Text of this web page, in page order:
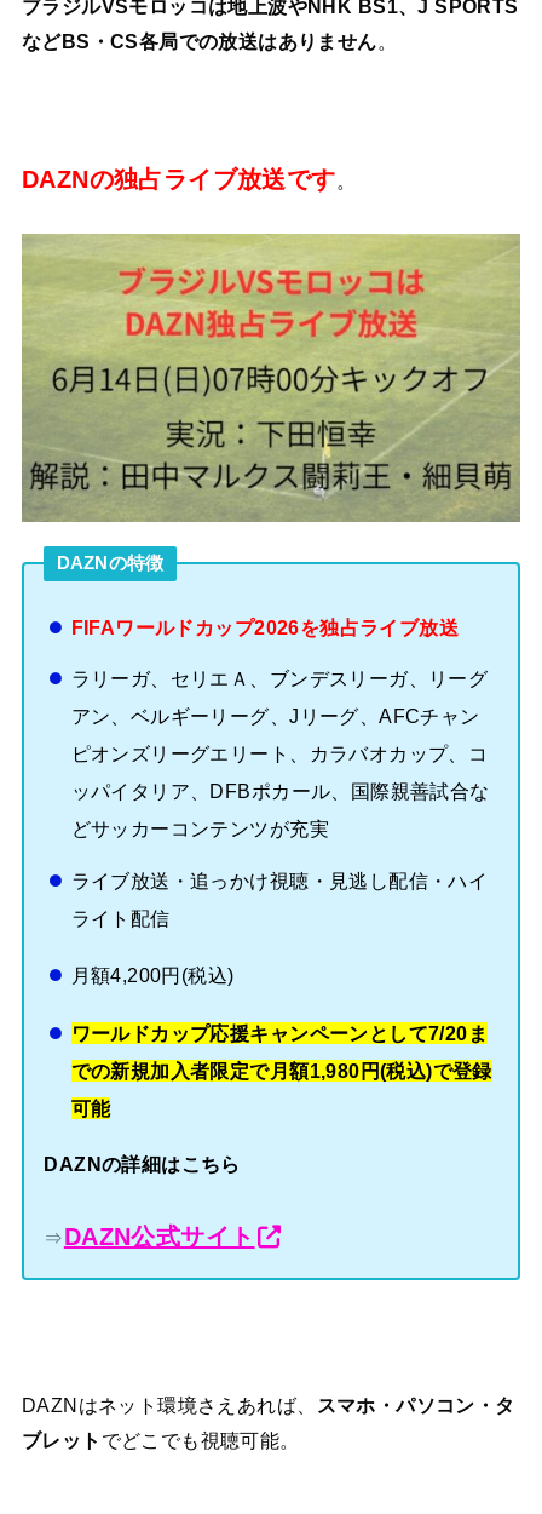
ブラジルVSモロッコは地上波やNHK BS1、J SPORTS
などBS・CS各局での放送はありません
DAZNの独占ライブ放送です。
DAZNの特徴
FIFAワールドカップ2026を独占ライブ放送
ラリーガ、セリエＡ、ブンデスリーガ、リーグ
アン、ベルギーリーグ、Jリーグ、AFCチャン
ピオンズリーグエリート、カラバオカップ、コ
ッパイタリア、DFBポカール、国際親善試合な
どサッカーコンテンツが充実
ライブ放送・追っかけ視聴・見逃し配信・ハイ
ライト配信
月額4,200円(税込)
ワールドカップ応援キャンペーンとして7/20ま
での新規加入者限定で月額1,980円(税込)で登録
可能
DAZNの詳細はこちら
⇒DAZN公式サイト
DAZNはネット環境さえあれば、
スマホ・パソコン・タ
ブレット でどこでも視聴可能。